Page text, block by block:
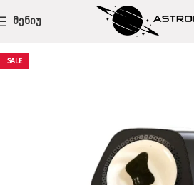
ᲛᲔᲜᲘᲣ
SALE